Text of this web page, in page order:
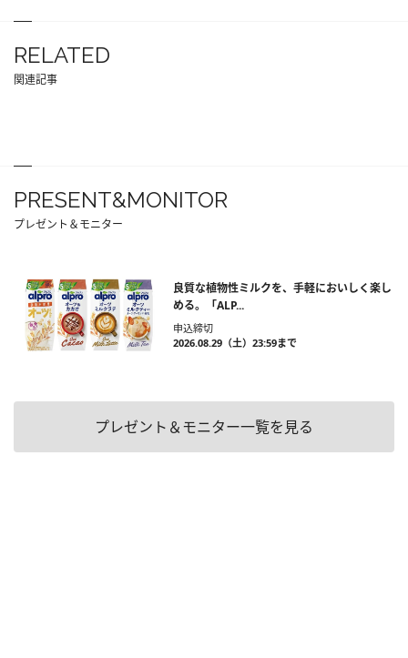
RELATED
関連記事
PRESENT&MONITOR
プレゼント＆モニター
良質な植物性ミルクを、手軽においしく楽し
める。「ALP...
申込締切
2026.08.29（土）23:59まで
プレゼント＆モニター一覧を見る